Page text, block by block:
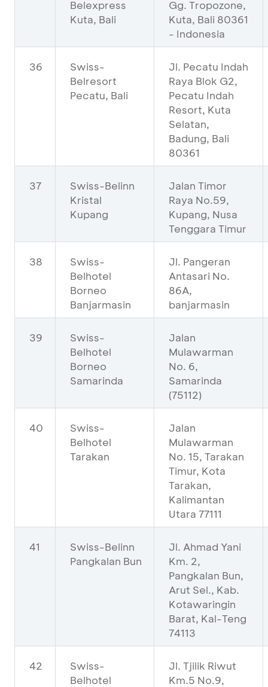
Belexpress
Kuta, Bali
Gg. Tropozone,
Kuta, Bali 80361
- Indonesia
36
Swiss-
Belresort
Pecatu, Bali
Jl. Pecatu Indah
Raya Blok G2,
Pecatu Indah
Resort, Kuta
Selatan,
Badung, Bali
80361
37
Swiss-Belinn
Kristal
Kupang
Jalan Timor
Raya No.59,
Kupang, Nusa
Tenggara Timur
38
Swiss-
Belhotel
Borneo
Banjarmasin
Jl. Pangeran
Antasari No.
86A,
banjarmasin
39
Swiss-
Belhotel
Borneo
Samarinda
Jalan
Mulawarman
No. 6,
Samarinda
(75112)
40
Swiss-
Belhotel
Tarakan
Jalan
Mulawarman
No. 15, Tarakan
Timur, Kota
Tarakan,
Kalimantan
Utara 77111
41
Swiss-Belinn
Pangkalan Bun
Jl. Ahmad Yani
Km. 2,
Pangkalan Bun,
Arut Sel., Kab.
Kotawaringin
Barat, Kal-Teng
74113
42
Swiss-
Belhotel
Jl. Tjilik Riwut
Km.5 No.9,